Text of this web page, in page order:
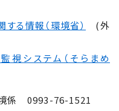
る情報（環境省）
(外
視システム（そらまめ
係 0993-76-1521